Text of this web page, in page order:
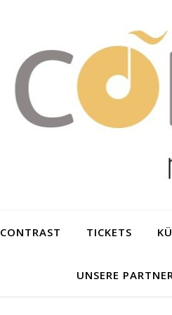
CONTRAST TICKETS
UNSERE